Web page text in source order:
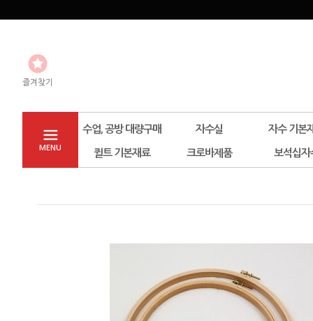
즐겨찾기
MENU
수업, 공방 대량구매 자수실
자수 기본
퀼트 기본재료
크로바제품 보석십자